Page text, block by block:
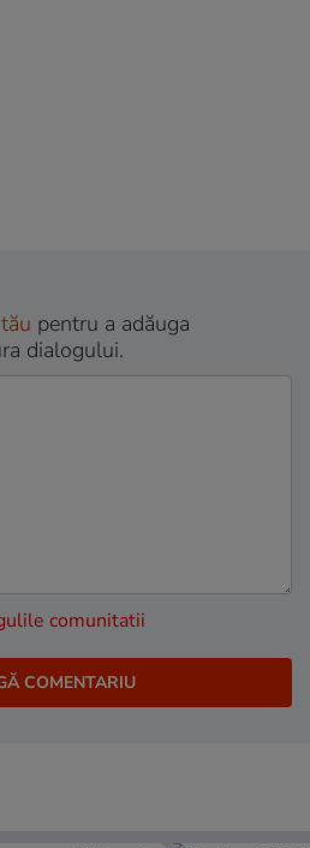
pentru a adăuga
dialogului.
comunitatii